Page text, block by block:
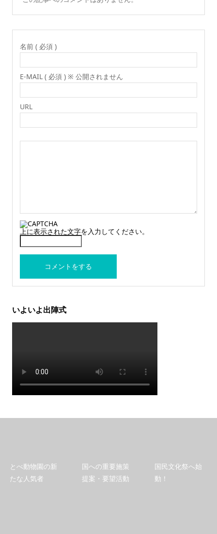
名前 ( 必須 )
E-MAIL ( 必須 ) ※ 公開されません
URL
上に表示された文字を入力してください。
いよいよ出陣式
とべ動物園の新
たな人気者
国への重要施策
提案・要望活動
国民文化祭へ始
動！